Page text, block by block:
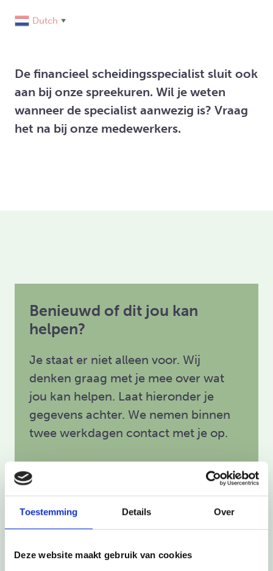
Toestemming Details Over
Deze website maakt gebruik van cookies
Dutch ▼
De financieel scheidingsspecialist sluit ook
aan bij onze spreekuren. Wil je weten
wanneer de specialist aanwezig is? Vraag
het na bij onze medewerkers.
Benieuwd of dit jou kan
helpen?
Je staat er niet alleen voor. Wij
denken graag met je mee over wat
jou kan helpen. Laat hieronder je
gegevens achter. We nemen binnen
twee werkdagen contact met je op.